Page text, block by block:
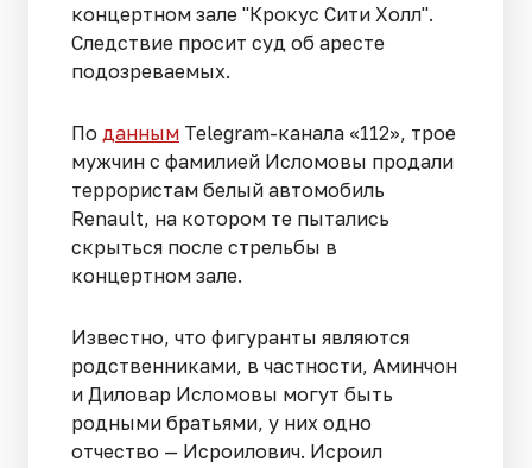
концертном зале "Крокус Сити Холл".
Следствие просит суд об аресте
подозреваемых.
По данным Telegram-канала «112», трое
мужчин с фамилией Исломовы продали
террористам белый автомобиль
Renault, на котором те пытались
скрыться после стрельбы в
концертном зале.
Известно, что фигуранты являются
родственниками, в частности, Аминчон
и Диловар Исломовы могут быть
родными братьями, у них одно
отчество — Исроилович. Исроил